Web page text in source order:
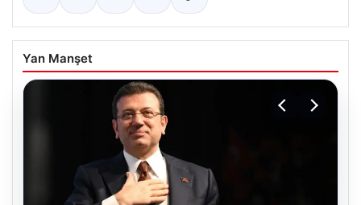
Yan Manşet